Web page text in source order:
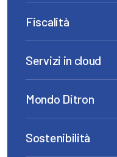
Fiscalità
Servizi in cloud
Mondo Ditron
Sostenibilità